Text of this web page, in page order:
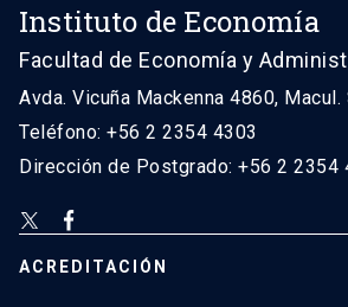
Instituto de Economía
Facultad de Economía y
Avda. Vicuña Mackenna 4860,
Teléfono: +56 2 2354 4303
Dirección de Postgrado: +56 2 2354
ACREDITACIÓN